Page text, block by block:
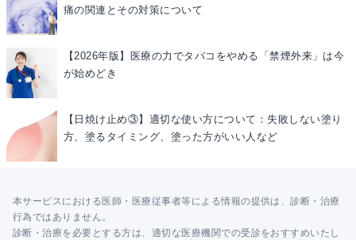
痛の関連とその対策について
【2026年版】医療の力でタバコをやめる「禁煙外来」は今
が始めどき
【日焼け止め③】適切な使い方について：失敗しない塗り
方、塗るタイミング、塗った方がいい人など
本サービスにおける医師・医療従事者等による情報の提供は、診断・治療
行為ではありません。
診断・治療を必要とする方は、適切な医療機関での受診をおすすめいたし